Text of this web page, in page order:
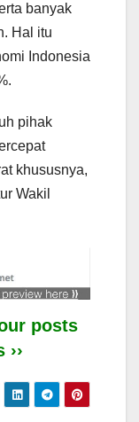
banyak
Hal itu
Indonesia
pihak
khususnya,
Wakil
posts